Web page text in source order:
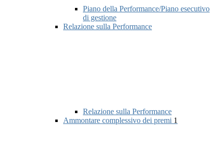
Piano della Performance/Piano esecutivo
di gestione
Relazione sulla Performance
Relazione sulla Performance
Ammontare complessivo dei premi 1